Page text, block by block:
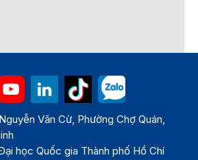
Văn Cừ, Phường Chợ Quán,
học Quốc gia Thành phố Hồ Chí